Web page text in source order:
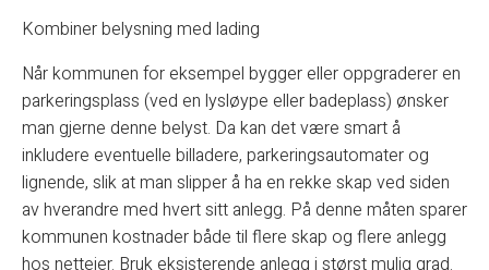
Kombiner belysning med lading
Når kommunen for eksempel bygger eller oppgraderer en
parkeringsplass (ved en lysløype eller badeplass) ønsker
man gjerne denne belyst. Da kan det være smart å
inkludere eventuelle billadere, parkeringsautomater og
lignende, slik at man slipper å ha en rekke skap ved siden
av hverandre med hvert sitt anlegg. På denne måten sparer
kommunen kostnader både til flere skap og flere anlegg